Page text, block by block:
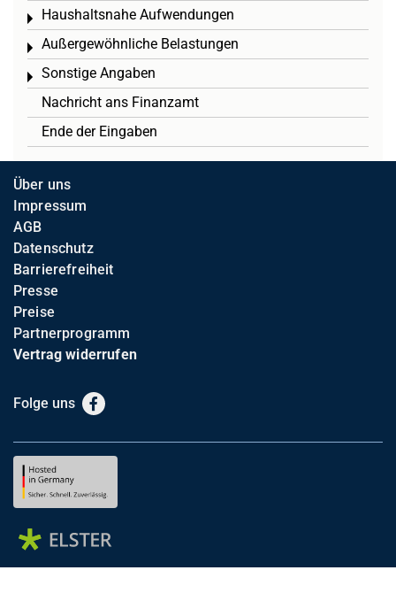
Haushaltsnahe Aufwendungen
Toggle menu
Außergewöhnliche Belastungen
Toggle menu
Sonstige Angaben
Toggle menu
Nachricht ans Finanzamt
Ende der Eingaben
Über uns
Impressum
AGB
Datenschutz
Barrierefreiheit
Presse
Preise
Partnerprogramm
Vertrag widerrufen
Folge uns Facebook